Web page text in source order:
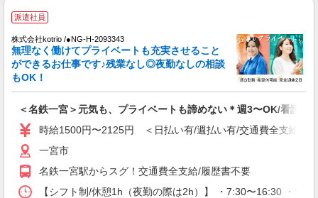
〇資格手当 〇職種手当 〇業務手当 〇時間外勤務
手当 〇休日勤務手当 〇無事故無違反表彰金 〇サ
ービス提供8件目以降手当 〇年末年始勤務手当
パナソニック エイジフリーケアセンター一宮
愛知県一宮市平和1-9-1 サンローズ平和2F
詳細を見る
派遣社員 紹介予定派遣
株式会社トラストグロース 中部支社
給：2100円〜2200円
愛知県一宮市奥町
派遣社員
株式会社kotrio /●NG-H-2093343
無理なく働けてプライベートも充実させること
ができるお仕事です♪残業なし◎夜勤なしの相談
もOK！
＜名鉄一宮＞元気も、プライベートも諦めない＊週3〜OK/看護助
時給1500円〜2125円 ＜日払い有/週払い有/交通費全支給(ガ
一宮市
名鉄一宮駅からスグ！交通費全支給/履歴書不要
【シフト制/休憩1h（夜勤の際は2h）】 ・7:30〜16:30 ・